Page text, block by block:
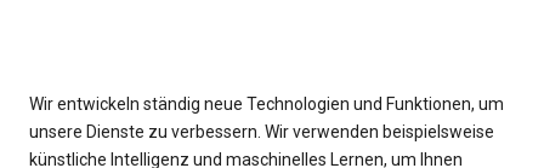
Wir entwickeln ständig neue Technologien und Funktionen, um
unsere Dienste zu verbessern. Wir verwenden beispielsweise
künstliche Intelligenz und maschinelles Lernen, um Ihnen